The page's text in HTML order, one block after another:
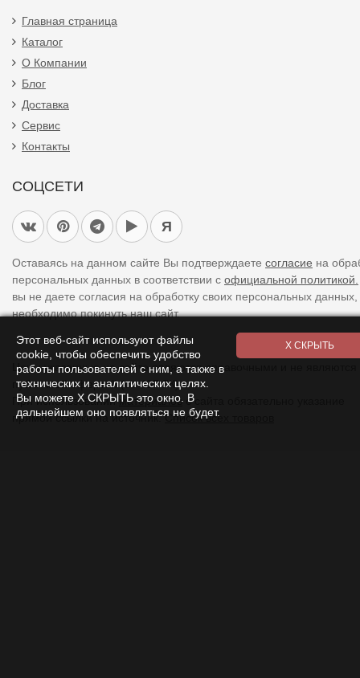
Главная страница
Каталог
О Компании
Блог
Доставка
Сервис
Контакты
СОЦСЕТИ
Я
Оставаясь на данном сайте Вы подтверждаете согласие на
персональных данных в соответствии с официальной политикой.
вы не даете согласия на обработку своих персональных
необходимо покинуть наш сайт.
Цены указанные на сайте являются справочными и не являются
публичной офертой (ст. 437 ГК).
При использованииматериаловс сайта обязательно указание
прямой ссылки на источник.Список всех товаров
Этот веб-сайт используют файлы
cookie, чтобы обеспечить удобство
работы пользователей с ним, а также в
технических и аналитических целях.
Вы можете Х СКРЫТЬ это окно. В
дальнейшем оно появляться не будет.